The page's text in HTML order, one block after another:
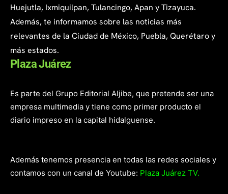
Huejutla, Ixmiquilpan, Tulancingo, Apan y Tizayuca.
Además, te informamos sobre las noticias más
relevantes de la Ciudad de México, Puebla, Querétaro y
más estados.
Plaza Juárez
Es parte del Grupo Editorial Aljibe, que pretende ser una
empresa multimedia y tiene como primer producto el
diario impreso en la capital hidalguense.
Además tenemos presencia en todas las redes sociales y
contamos con un canal de Youtube: Plaza Juárez TV.